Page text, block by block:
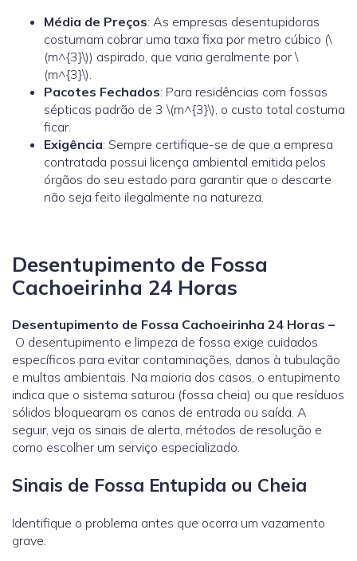
Média de Preços: As empresas desentupidoras
costumam cobrar uma taxa fixa por metro cúbico (\
(m^{3}\)) aspirado, que varia geralmente por \
(m^{3}\).
Pacotes Fechados: Para residências com fossas
sépticas padrão de 3 \(m^{3}\), o custo total costuma
ficar.
Exigência: Sempre certifique-se de que a empresa
contratada possui licença ambiental emitida pelos
órgãos do seu estado para garantir que o descarte
não seja feito ilegalmente na natureza.
Desentupimento de Fossa
Cachoeirinha 24 Horas
Desentupimento de Fossa Cachoeirinha 24 Horas –
O desentupimento e limpeza de fossa exige cuidados
específicos para evitar contaminações, danos à tubulação
e multas ambientais. Na maioria dos casos, o entupimento
indica que o sistema saturou (fossa cheia) ou que resíduos
sólidos bloquearam os canos de entrada ou saída. A
seguir, veja os sinais de alerta, métodos de resolução e
como escolher um serviço especializado.
Sinais de Fossa Entupida ou Cheia
Identifique o problema antes que ocorra um vazamento
grave: